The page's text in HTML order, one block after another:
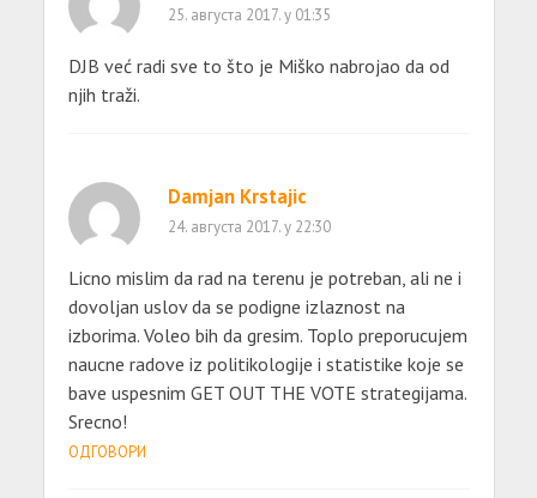
25. августа 2017. у 01:35
DJB već radi sve to što je Miško nabrojao da od
njih traži.
Damjan Krstajic
24. августа 2017. у 22:30
Licno mislim da rad na terenu je potreban, ali ne i
dovoljan uslov da se podigne izlaznost na
izborima. Voleo bih da gresim. Toplo preporucujem
naucne radove iz politikologije i statistike koje se
bave uspesnim GET OUT THE VOTE strategijama.
Srecno!
ОДГОВОРИ